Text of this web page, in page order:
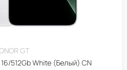
GT
512Gb White (Белый) CN